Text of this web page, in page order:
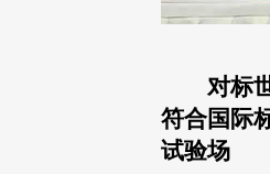
对标
符合国际
试验场